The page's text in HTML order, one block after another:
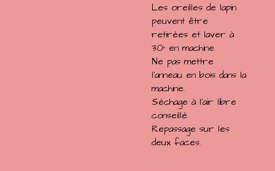
Les oreilles de lapin
peuvent être
retirées et laver à
30° en machine.
Ne pas mettre
l'anneau en bois dans la
machine.
Séchage à l'air libre
conseillé.
Repassage sur les
deux faces.